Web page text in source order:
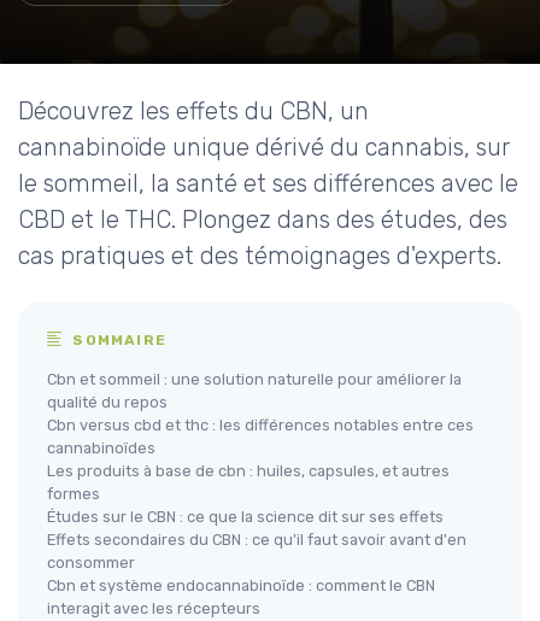
Découvrez les effets du CBN, un
cannabinoïde unique dérivé du cannabis, sur
le sommeil, la santé et ses différences avec le
CBD et le THC. Plongez dans des études, des
cas pratiques et des témoignages d'experts.
SOMMAIRE
Cbn et sommeil : une solution naturelle pour améliorer la
qualité du repos
Cbn versus cbd et thc : les différences notables entre ces
cannabinoïdes
Les produits à base de cbn : huiles, capsules, et autres
formes
Études sur le CBN : ce que la science dit sur ses effets
Effets secondaires du CBN : ce qu'il faut savoir avant d'en
consommer
Cbn et système endocannabinoïde : comment le CBN
interagit avec les récepteurs